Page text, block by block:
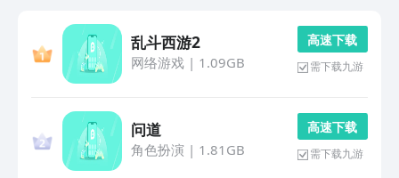
乱斗西游2
网络游戏| 1.09GB
高 速 下 载
需下载九游
问道
角色扮演 | 1.81GB
高 速 下 载
需下载九游